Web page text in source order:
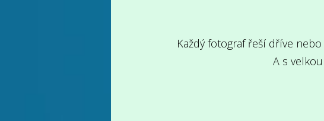
Každý fotograf řeší dříve
A s